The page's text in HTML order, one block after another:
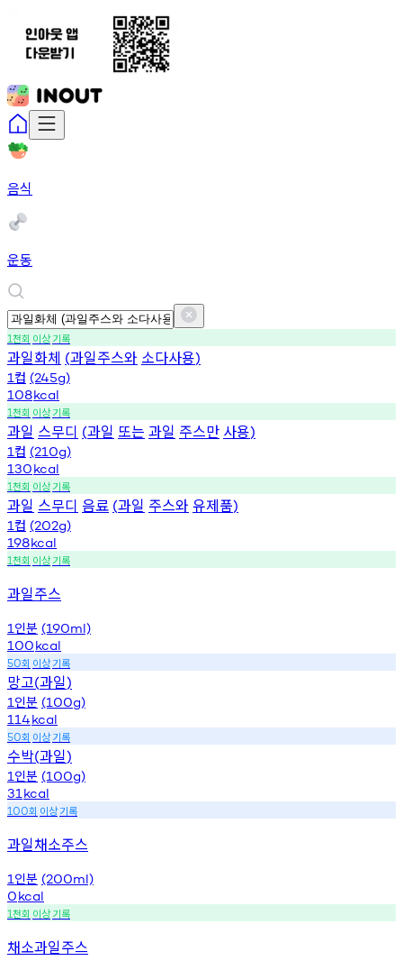
음식
운동
1천회 이상기록
과일화체 (과일주스와 소다사용)
1 컵 (245g)
108kcal
1천회 이상기록
과일 스무디 (과일 또는 과일 주스만 사용)
1 컵 (210g)
130kcal
1천회 이상기록
과일 스무디 음료 (과일 주스와 유제품)
1 컵 (202g)
198kcal
1천회 이상기록
과일주스
1 인분 (190ml)
100kcal
50회 이상기록
망고(과일)
1 인분 (100g)
114kcal
50회 이상기록
수박(과일)
1 인분 (100g)
31 kcal
100회 이상기록
과일채소주스
1 인분 (200ml)
0kcal
1천회 이상기록
채소과일주스